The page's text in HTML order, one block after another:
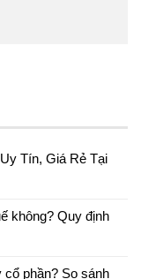
Tín, Giá Rẻ Tại
không? Quy định
cổ phần? So sánh